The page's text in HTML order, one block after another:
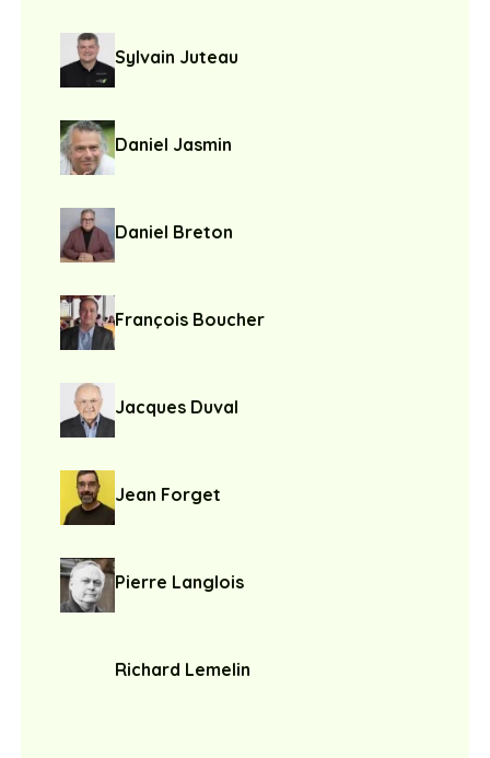
Sylvain Juteau
Daniel Jasmin
Daniel Breton
François Boucher
Jacques Duval
Jean Forget
Pierre Langlois
Richard Lemelin